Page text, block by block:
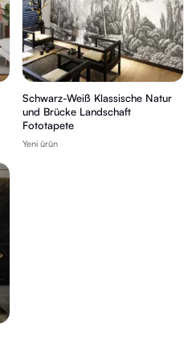
Schwarz-Weiß Klassische Natur
und Brücke Landschaft
Fototapete
Yeni ürün